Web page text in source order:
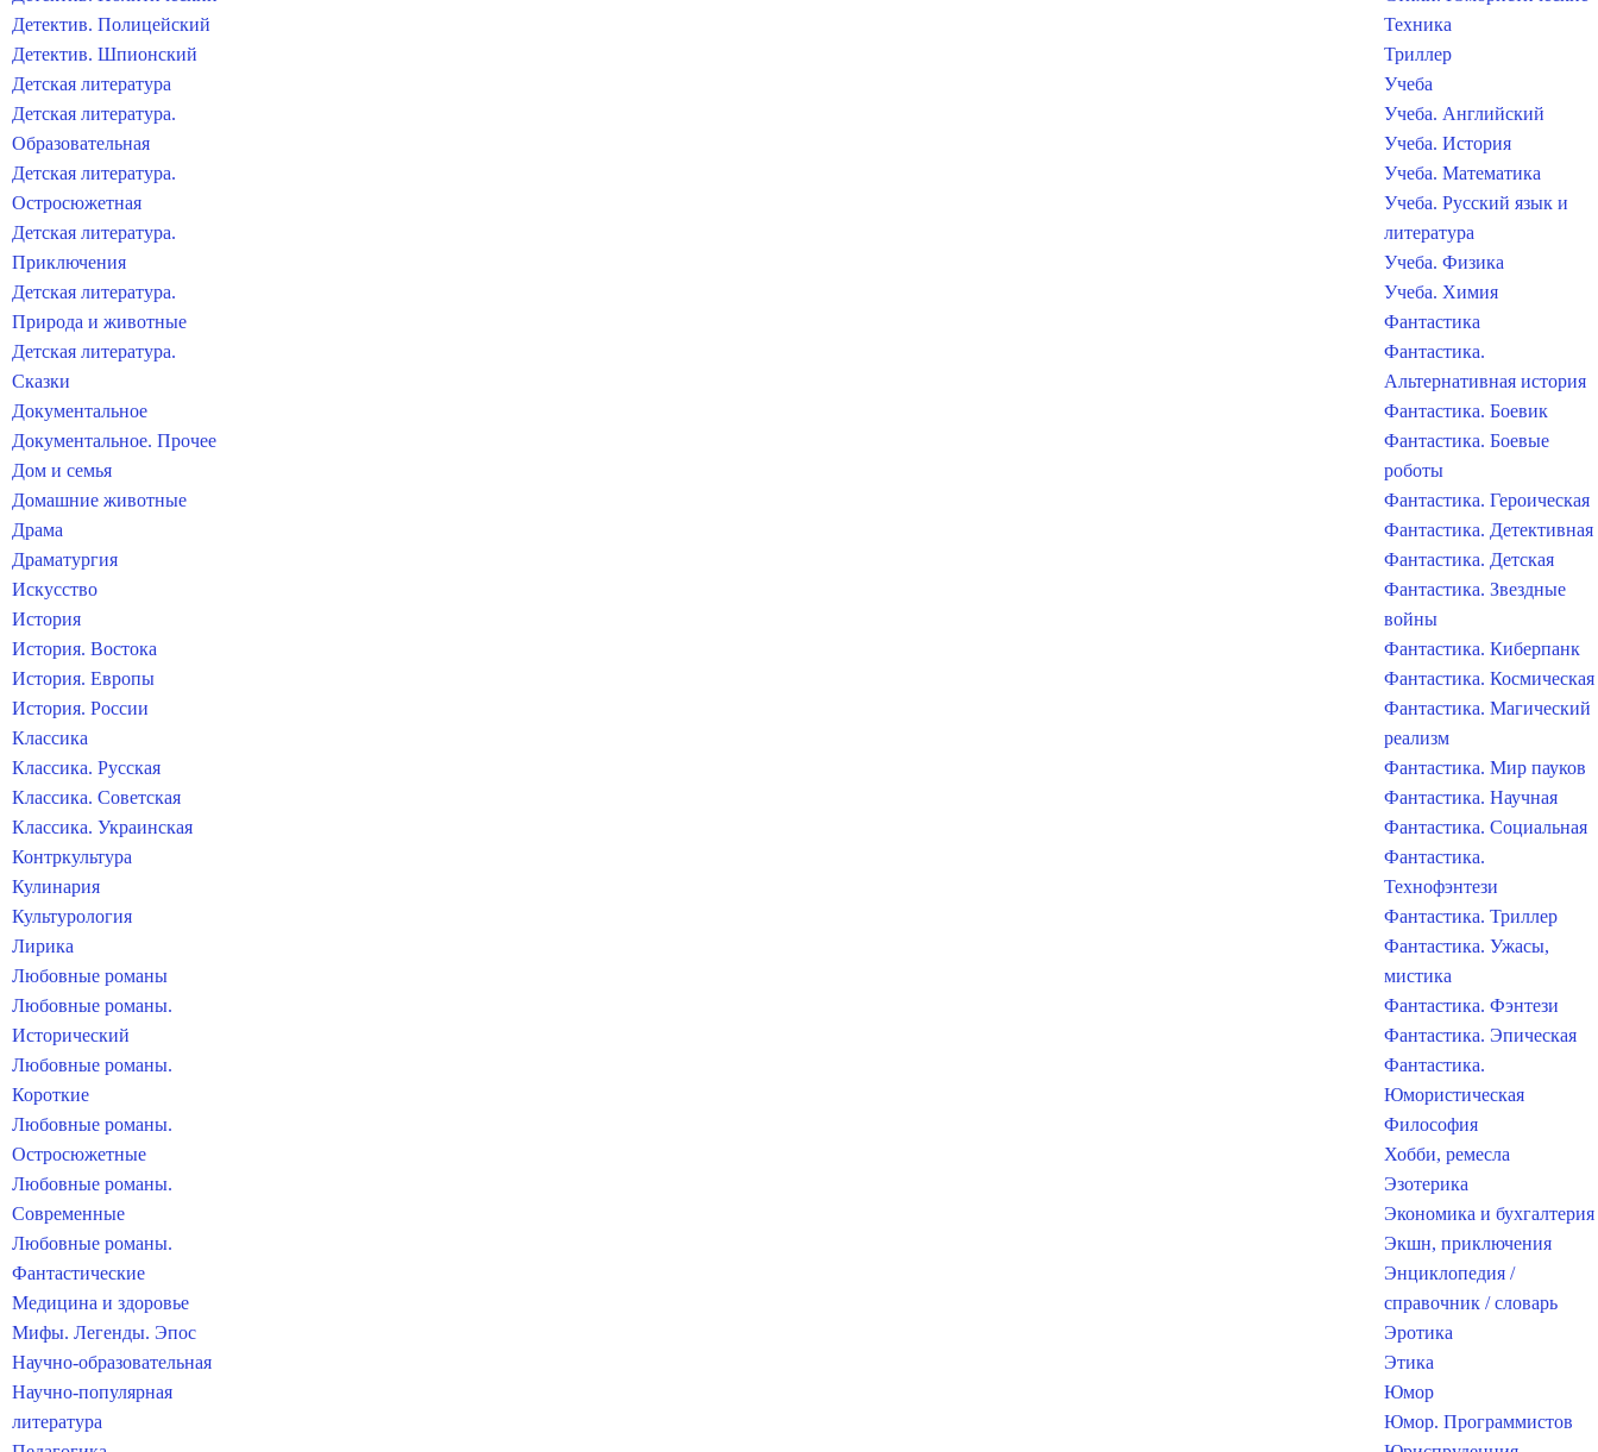
Детектив. Полицейский
Детектив. Шпионский
Детская литература
Детская литература.
Образовательная
Детская литература.
Остросюжетная
Детская литература.
Приключения
Детская литература.
Природа и животные
Детская литература.
Сказки
Документальное
Документальное. Прочее
Дом и семья
Домашние животные
Драма
Драматургия
Искусство
История
История. Востока
История. Европы
История. России
Классика
Классика. Русская
Классика. Советская
Классика. Украинская
Контркультура
Кулинария
Культурология
Лирика
Любовные романы
Любовные романы.
Исторический
Любовные романы.
Короткие
Любовные романы.
Остросюжетные
Любовные романы.
Современные
Любовные романы.
Фантастические
Медицина и здоровье
Мифы. Легенды. Эпос
Научно-образовательная
Научно-популярная
литература
Техника
Триллер
Учеба
Учеба. Английский
Учеба. История
Учеба. Математика
Учеба. Русский язык и
литература
Учеба. Физика
Учеба. Химия
Фантастика
Фантастика.
Альтернативная история
Фантастика. Боевик
Фантастика. Боевые
роботы
Фантастика. Героическая
Фантастика. Детективная
Фантастика. Детская
Фантастика. Звездные
войны
Фантастика. Киберпанк
Фантастика. Космическая
Фантастика. Магический
реализм
Фантастика. Мир пауков
Фантастика. Научная
Фантастика. Социальная
Фантастика.
Технофэнтези
Фантастика. Триллер
Фантастика. Ужасы,
мистика
Фантастика. Фэнтези
Фантастика. Эпическая
Фантастика.
Юмористическая
Философия
Хобби, ремесла
Эзотерика
Экономика и бухгалтерия
Экшн, приключения
Энциклопедия /
справочник / словарь
Эротика
Этика
Юмор
Юмор. Программистов